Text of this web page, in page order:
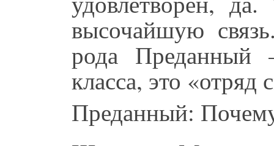
высочайшую
рода
класса, это «отряд
Преданный: